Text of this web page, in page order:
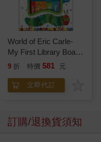
World of Eric Carle-
My First Library Board
Book Block Set
9 折 特價 581 元
立即代訂
訂購/退換貨須知